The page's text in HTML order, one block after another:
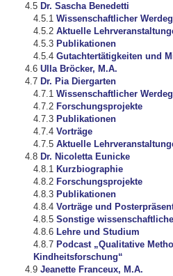
Dr. Sascha Benedetti
Wissenschaftlicher
Aktuelle
Publikationen
Gutachtertätigkeiten und
Ulla Bröcker, M.A.
Dr. Pia Diergarten
Wissenschaftlicher
Forschungsprojekte
Publikationen
Vorträge
Aktuelle
Dr. Nicoletta Eunicke
Kurzbiographie
Forschungsprojekte
Publikationen
Vorträge und
Sonstige
Lehre und Studium
Podcast „Qualitative
Kindheitsforschung“
Jeanette Franceux, M.A.